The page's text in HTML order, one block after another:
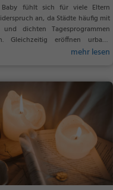
Baby fühlt sich für viele Eltern
an, da Städte häufig mit
und dichten Tagesprogrammen
Gleichzeitig eröffnen urbane
die mit Baby oft besser
mehr lesen